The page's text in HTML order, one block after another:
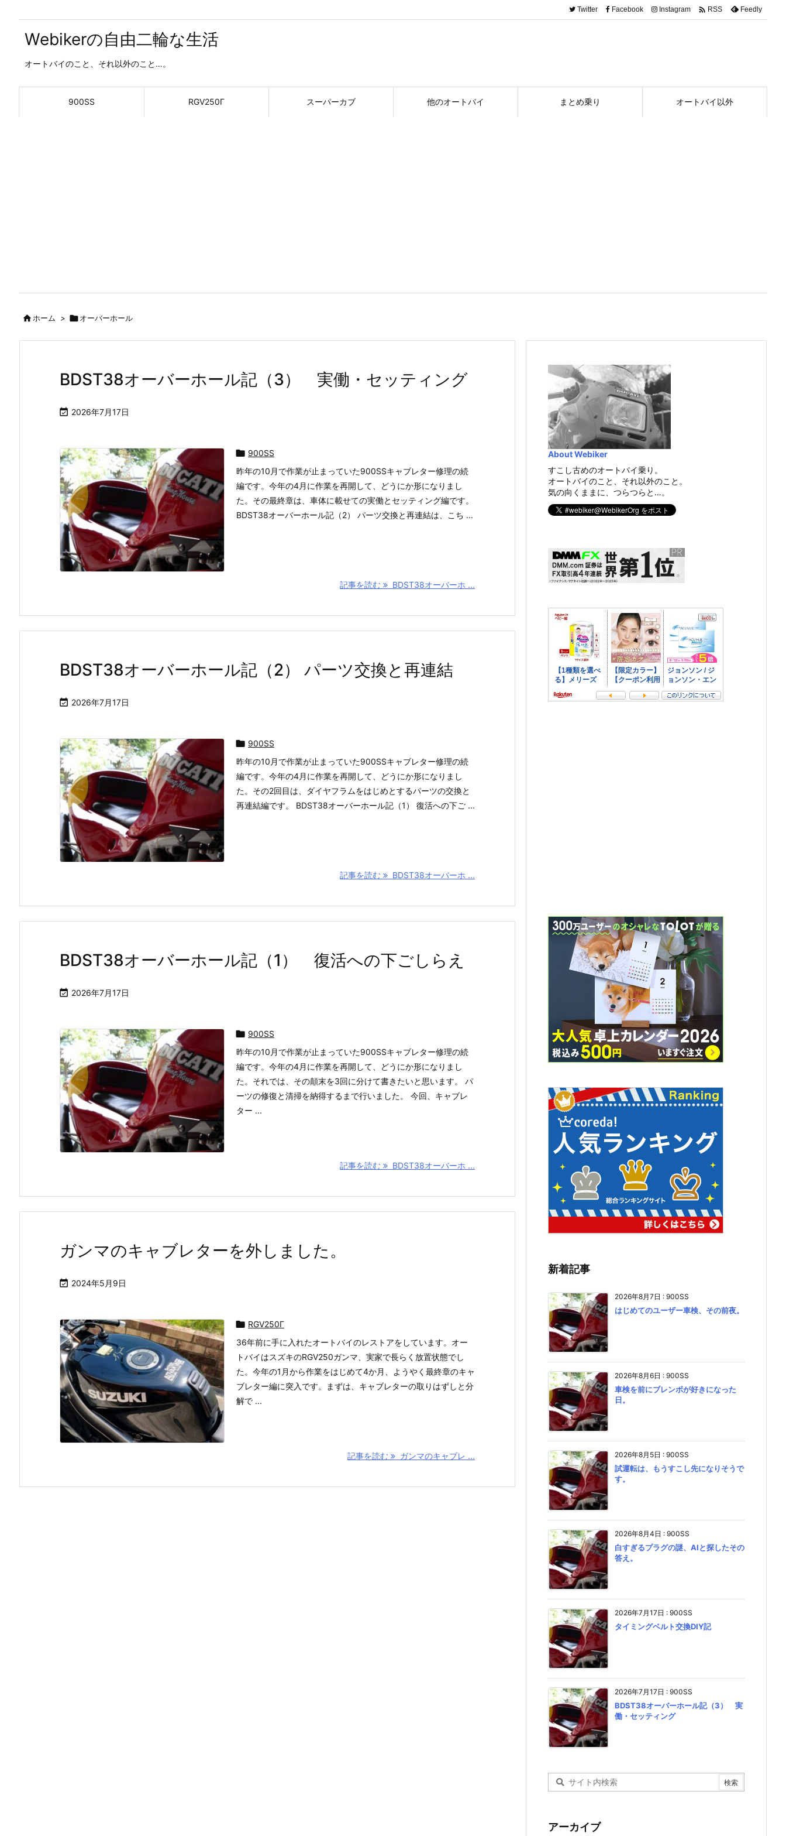
Webikerの自由二輪な生活
オートバイのこと、それ以外のこと…。
900SS RGV250Γ スーパーカブ 他のオートバイ まとめ乗り オートバイ以外
Twitter Facebook Instagram  RSS Feedly
ホーム > オーバーホール
BDST38オーバーホール記（3） 実働・セッティング
 2026年7月17日
 900SS
昨年の10月で作業が止まっていた900SSキャブレター修理の続
編です。今年の4月に作業を再開して、どうにか形になりまし
た。その最終章は、車体に載せての実働とセッティング編です。
BDST38オーバーホール記（2） パーツ交換と再連結は、こち ...
記事を読む BDST38オーバーホ ...
BDST38オーバーホール記（2） パーツ交換と再連結
 2026年7月17日
 900SS
昨年の10月で作業が止まっていた900SSキャブレター修理の続
編です。今年の4月に作業を再開して、どうにか形になりまし
た。その2回目は、ダイヤフラムをはじめとするパーツの交換と
再連結編です。 BDST38オーバーホール記（1） 復活への下ご ...
記事を読む BDST38オーバーホ ...
BDST38オーバーホール記（1） 復活への下ごしらえ
 2026年7月17日
 900SS
昨年の10月で作業が止まっていた900SSキャブレター修理の続
編です。今年の4月に作業を再開して、どうにか形になりまし
た。それでは、その顛末を3回に分けて書きたいと思います。 パ
ーツの修復と清掃を納得するまで行いました。 今回、キャブレ
ター ...
記事を読む BDST38オーバーホ ...
ガンマのキャブレターを外しました。
 2024年5月9日
 RGV250Γ
36年前に手に入れたオートバイのレストアをしています。オー
トバイはスズキのRGV250ガンマ、実家で長らく放置状態でし
た。今年の1月から作業をはじめて4か月、ようやく最終章のキャ
ブレター編に突入です。まずは、キャブレターの取りはずしと分
解で ...
記事を読む ガンマのキャブレ ...
About Webiker
すこし古めのオートバイ乗り。
オートバイのこと、それ以外のこと。
気の向くままに、つらつらと…。
新着記事
2026年8月7日 : 900SS
はじめてのユーザー車検、その前夜。
2026年8月6日 : 900SS
車検を前にブレンボが好きになった
日。
2026年8月5日 : 900SS
試運転は、もうすこし先になりそうで
す。
2026年8月4日 : 900SS
白すぎるプラグの謎、AIと探したその
答え。
2026年7月17日 : 900SS
タイミングベルト交換DIY記
2026年7月17日 : 900SS
BDST38オーバーホール記（3） 実
働・セッティング
アーカイブ